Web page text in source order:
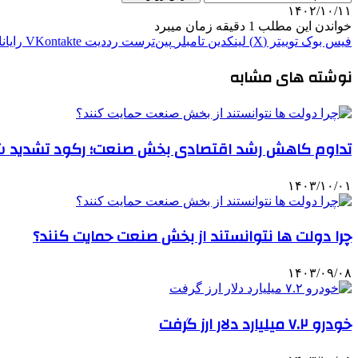
۱۴۰۲/۱۰/۱۱
خواندن این مطلب 1 دقیقه زمان میبرد
فیس بوک توییتر (X) لینکدین ‫تامبلر ‫پین‌ترست ‫رددیت ‫VKontakte
نوشته های مشابه
تداوم کاهش رشد اقتصادی بخش صنعت؛ رکود
۱۴۰۳/۱۰/۰۱
چرا دولت ها نتوانستند از بخش صنعت حمایت کنند؟
۱۴۰۳/۰۹/۰۸
خودرو ۷.۲ میلیارد دلار ارز گرفت